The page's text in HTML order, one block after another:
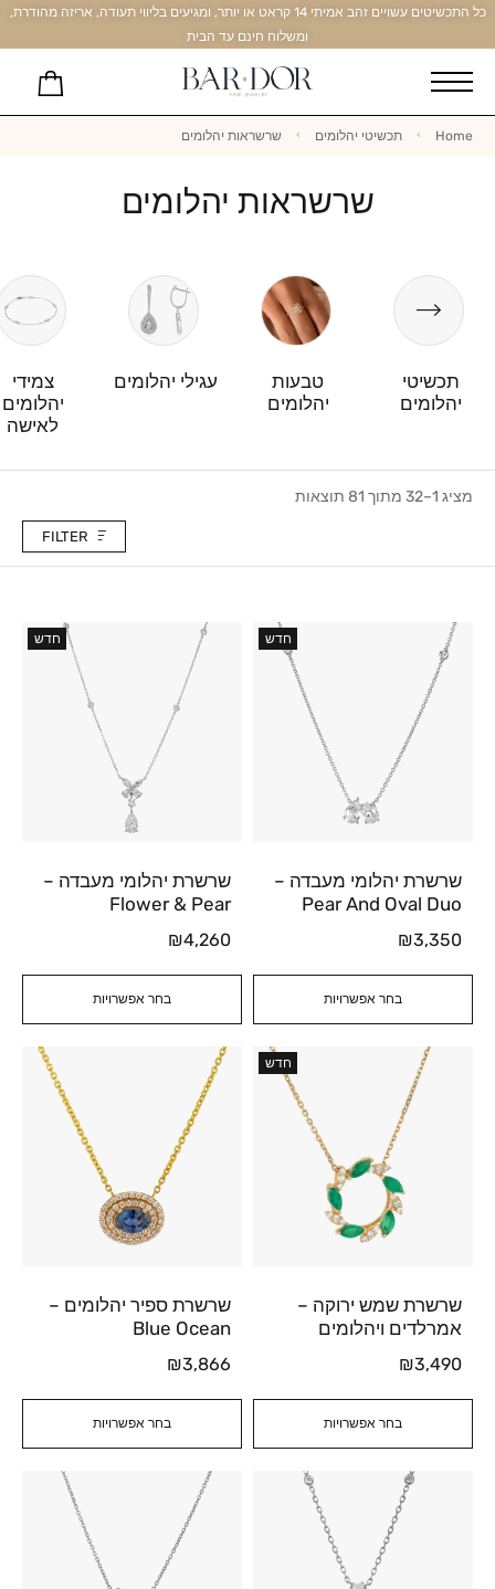
כל התכשיטים עשויים זהב אמיתי 14 קראט או יותר, ומגיעים בליווי תעודה, אריזה מהודרת,
ומשלוח חינם עד הבית
Home תכשיטי יהלומים שרשראות יהלומים
שרשראות יהלומים
תכשיטי
יהלומים
טבעות
יהלומים
עגילי יהלומים
צמידי
יהלומים
לאישה
מציג 1–32 מתוך 81 תוצאות
FILTER
חדש
בחר אפשרויות
שרשרת יהלומי מעבדה –
Pear And Oval Duo
₪3,350
חדש
בחר אפשרויות
שרשרת יהלומי מעבדה –
Flower & Pear
₪4,260
חדש
בחר אפשרויות
שרשרת שמש ירוקה –
אמרלדים ויהלומים
₪3,490
בחר אפשרויות
שרשרת ספיר יהלומים –
Blue Ocean
₪3,866